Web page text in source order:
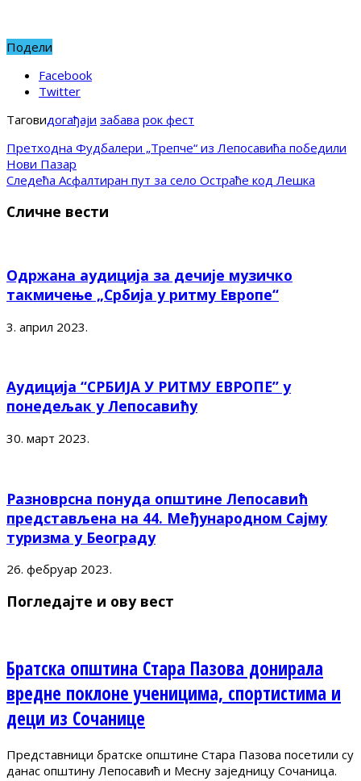
Подели
Facebook
Twitter
Таговидогађаји забава рок фест
Претходна Фудбалери „Трепче“ из Лепосавића победили
Нови Пазар
Следећа Асфалтиран пут за село Остраће код Лешка
Сличне вести
Одржана аудиција за дечије музичко
такмичење „Србија у ритму Европе“
3. април 2023.
Аудиција “СРБИЈА У РИТМУ ЕВРОПЕ” у
понедељак у Лепосавићу
30. март 2023.
Разноврсна понуда општине Лепосавић
представљена на 44. Међународном Сајму
туризма у Београду
26. фебруар 2023.
Погледајте и ову вест
Братска општина Стара Пазова донирала
вредне поклоне ученицима, спортистима и
деци из Сочанице
Представници братске општине Стара Пазова посетили су
данас општину Лепосавић и Месну заједницу Сочаница.